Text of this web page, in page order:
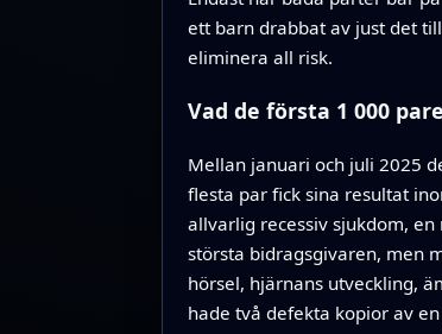
ett barn drabbat av just det
eliminera all risk.
Vad de första 1 000
Mellan januari och juli 2025
flesta par fick sina resultat
allvarlig recessiv sjukdom,
största bidragsgivaren, men
hörsel, hjärnans utveckling,
hade två defekta kopior av